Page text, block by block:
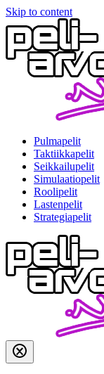
Skip to content
Pulmapelit
Taktiikkapelit
Seikkailupelit
Simulaatiopelit
Roolipelit
Lastenpelit
Strategiapelit